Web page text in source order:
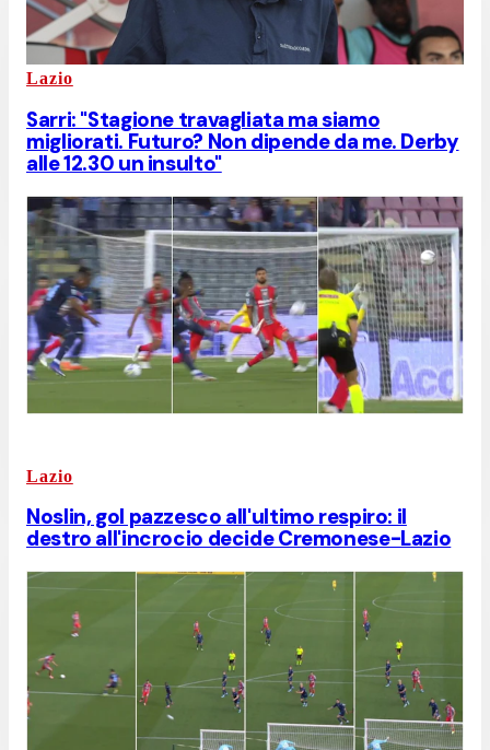
Lazio
Sarri: "Stagione travagliata ma siamo
migliorati. Futuro? Non dipende da me. Derby
alle 12.30 un insulto"
Lazio
Noslin, gol pazzesco all'ultimo respiro: il
destro all'incrocio decide Cremonese-Lazio